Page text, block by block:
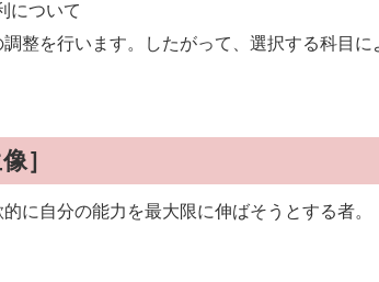
について
整を行います。したがって、選択する科目に
］
に自分の能力を最大限に伸ばそうとする者。